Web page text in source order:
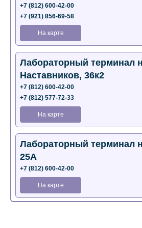
+7 (812) 600-42-00
+7 (921) 856-69-58
На карте
Лабораторный терминал
Наставников, 36к2
+7 (812) 600-42-00
+7 (812) 577-72-33
На карте
Лабораторный терминал
25А
+7 (812) 600-42-00
На карте